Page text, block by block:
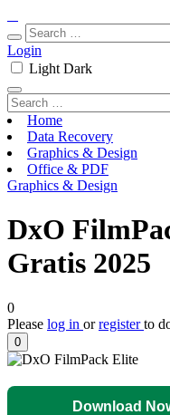
Login
Light Dark
Home
Data Recovery
Graphics & Design
Office & PDF
Graphics & Design
DxO
Gratis 2025
0
Please log in orregisterto
0
Download